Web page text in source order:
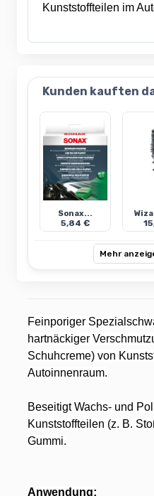
Kunststoffteilen im
Kunden kauften
Sonax...
5,84 €
Mehr
Feinporiger
hartnäckiger
Schuhcreme) von
Autoinnenraum.
Beseitigt Wachs- und
Kunststoffteilen (z. B.
Gummi.
Anwendung: